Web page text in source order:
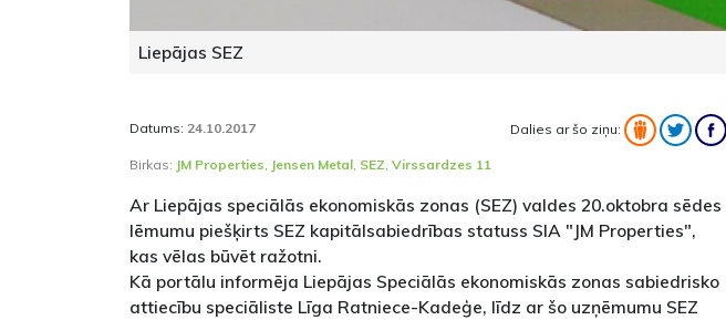
Liepājas SEZ
Datums: 24.10.2017 Dalies ar šo ziņu:
Birkas: JM Properties, Jensen Metal, SEZ, Virssardzes 11
Ar Liepājas speciālās ekonomiskās zonas (SEZ) valdes 20.oktobra sēdes
lēmumu piešķirts SEZ kapitālsabiedrības statuss SIA "JM Properties",
kas vēlas būvēt ražotni.
Kā portālu informēja Liepājas Speciālās ekonomiskās zonas sabiedrisko
attiecību speciāliste Līga Ratniece-Kadeģe, līdz ar šo uzņēmumu SEZ